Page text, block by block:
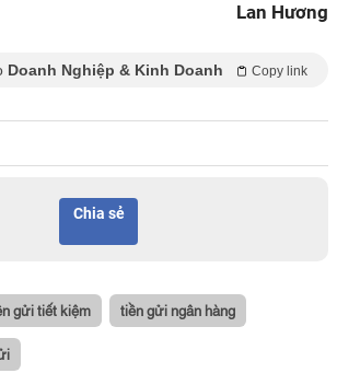
Lan Hương
Doanh Nghiệp & Kinh Doanh Copy link
Chia sẻ
gửi tiết kiệm tiền gửi ngân hàng